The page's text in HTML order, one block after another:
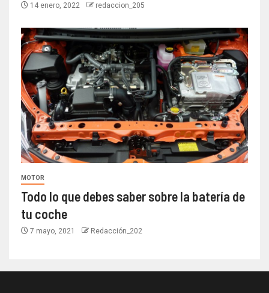
14 enero, 2022 redaccion_205
MOTOR
Todo lo que debes saber sobre la batería de
tu coche
7 mayo, 2021 Redacción_202